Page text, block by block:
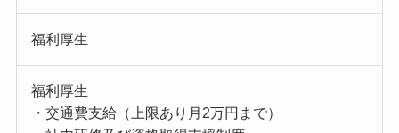
福利厚生
福利厚生
・交通費支給（上限あり月2万円まで）